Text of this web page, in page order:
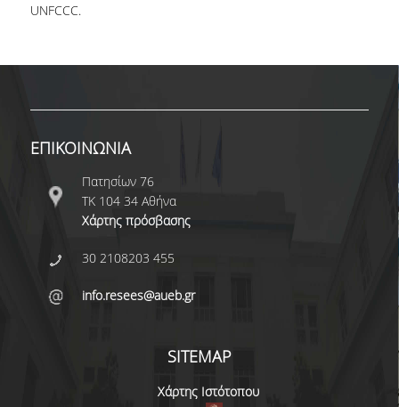
UNFCCC.
ΕΠΙΚΟΙΝΩΝΙΑ
Πατησίων 76
ΤΚ 104 34 Αθήνα
Χάρτης πρόσβασης
30 2108203 455
info.resees@aueb.gr
SITEMAP
Χάρτης Ιστότοπου